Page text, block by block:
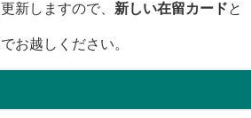
新しますので、 新しい在留カードと
お越しください。